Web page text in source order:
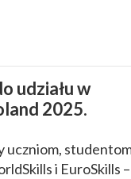
udziału w
2025.
uczniom,
i EuroSkills –